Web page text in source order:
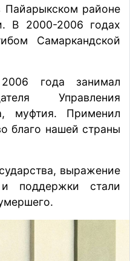
районе
В 2000-2006 годах
Самаркандской
года занимал
Управления
муфтия. Применил
благо нашей страны
выражение
поддержки стали